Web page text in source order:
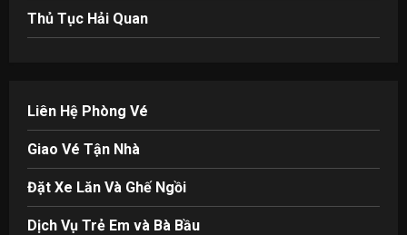
Thủ Tục Hải Quan
Liên Hệ Phòng Vé
Giao Vé Tận Nhà
Đặt Xe Lăn Và Ghế Ngồi
Dịch Vụ Trẻ Em và Bà Bầu